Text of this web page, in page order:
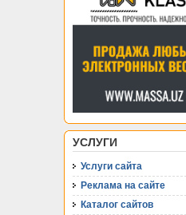
УСЛУГИ
Услуги сайта
Реклама на сайте
Каталог сайтов